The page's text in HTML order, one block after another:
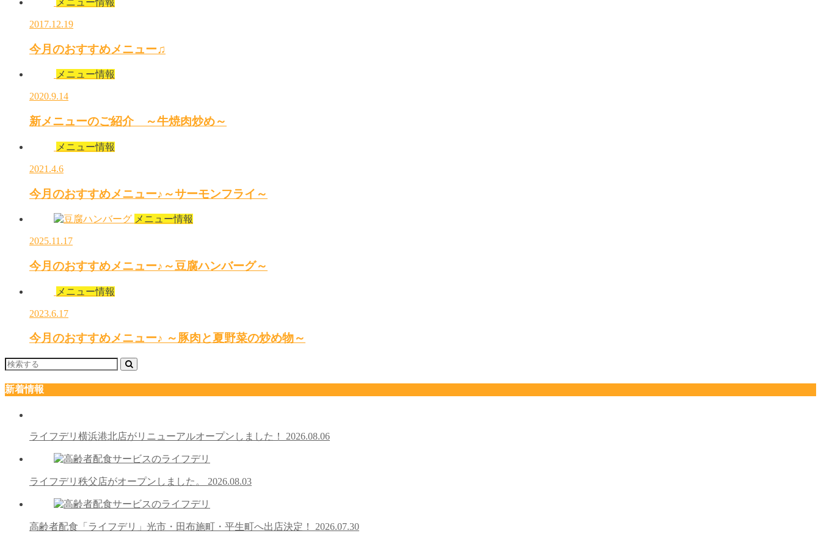
メニュー情報
2017.12.19
今月のおすすめメニュー♫
メニュー情報
2020.9.14
新メニューのご紹介 ～牛焼肉炒め～
メニュー情報
2021.4.6
今月のおすすめメニュー♪～サーモンフライ～
メニュー情報
2025.11.17
今月のおすすめメニュー♪～豆腐ハンバーグ～
メニュー情報
2023.6.17
今月のおすすめメニュー♪ ～豚肉と夏野菜の炒め物～
新着情報
ライフデリ横浜港北店がリニューアルオープンしました！ 2026.08.06
ライフデリ秩父店がオープンしました。 2026.08.03
高齢者配食「ライフデリ」光市・田布施町・平生町へ出店決定！ 2026.07.30